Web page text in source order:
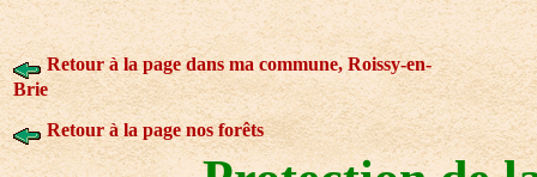
Retour à la page dans ma commune, Roissy-en-
Brie
Retour à la page nos forêts